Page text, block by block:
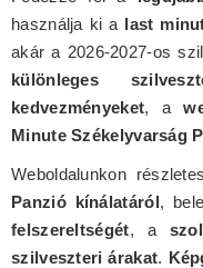
használja ki a last
akár a 2026-2027-os
különleges
kedvezményeket, a
Minute Székelyvarság
Weboldalunkon
Panzió kínálatáról,
felszereltségét, a
szilveszteri árakat.